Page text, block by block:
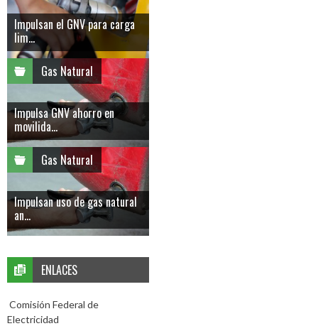
Impulsan el GNV para carga
lim...
Gas Natural
Impulsa GNV ahorro en
movilida...
Gas Natural
Impulsan uso de gas natural
an...
ENLACES
Comisión Federal de
Electricidad